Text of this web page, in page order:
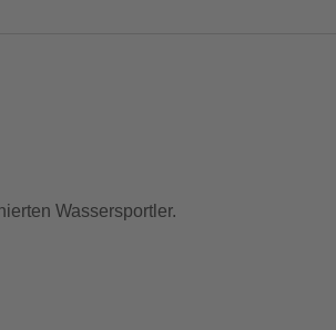
Wassersportler.